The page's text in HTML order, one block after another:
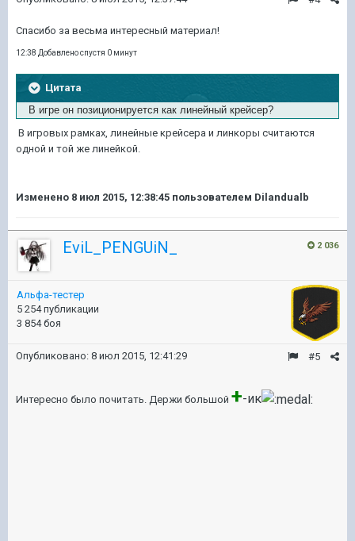
Спасибо за весьма интересный материал!
12:38 Добавлено спустя 0 минут
Цитата
В игре он позиционируется как линейный крейсер?
В игровых рамках, линейные крейсера и линкоры считаются
одной и той же линейкой.
Изменено 8 июл 2015, 12:38:45 пользователем Dilandualb
2 036
EviL_PENGUiN_
Альфа-тестер
5 254 публикации
3 854 боя
#5
Опубликовано: 8 июл 2015, 12:41:29
Интересно было почитать. Держи большой +-ик